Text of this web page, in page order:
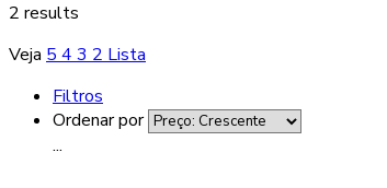
2 results
Veja 5 4 3 2 Lista
Filtros
Ordenar por
...